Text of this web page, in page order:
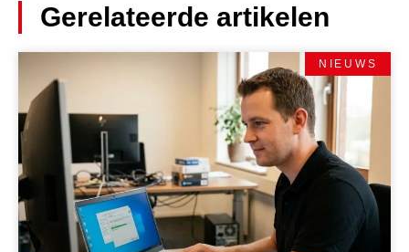
Gerelateerde artikelen
NIEUWS